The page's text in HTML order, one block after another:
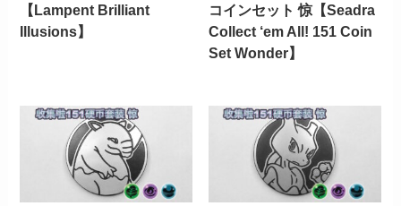
【Lampent Brilliant
Illusions】
コインセット 惊【Seadra
Collect ‘em All! 151 Coin
Set Wonder】